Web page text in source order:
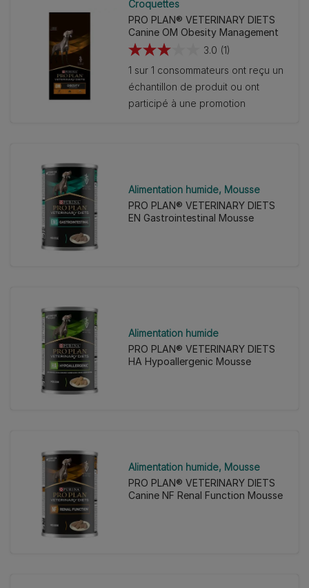
Croquettes
PRO PLAN® VETERINARY DIETS
Canine OM Obesity Management
3.0 (1)
3.0
sur
5
étoiles.
1 sur 1 consommateurs ont reçu un
échantillon de produit ou ont
participé à une promotion
Alimentation humide Mousse
PRO PLAN® VETERINARY DIETS
EN Gastrointestinal Mousse
Alimentation humide
PRO PLAN® VETERINARY DIETS
HA Hypoallergenic Mousse
Alimentation humide Mousse
PRO PLAN® VETERINARY DIETS
Canine NF Renal Function Mousse